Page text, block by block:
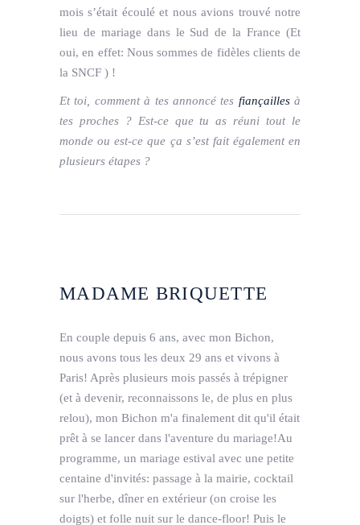
mois s’était écoulé et nous avions trouvé notre
lieu de mariage dans le Sud de la France (Et
oui, en effet: Nous sommes de fidèles clients de
la SNCF ) !
Et toi, comment à tes annoncé tes fiançaillesà
tes proches ? Est-ce que tu as réuni tout le
monde ou est-ce que ça s’est fait également en
plusieurs étapes ?
MADAME BRIQUETTE
En couple depuis 6 ans, avec mon Bichon,
nous avons tous les deux 29 ans et vivons à
Paris! Après plusieurs mois passés à trépigner
(et à devenir, reconnaissons le, de plus en plus
relou), mon Bichon m'a finalement dit qu'il était
prêt à se lancer dans l'aventure du mariage!Au
programme, un mariage estival avec une petite
centaine d'invités: passage à la mairie, cocktail
sur l'herbe, dîner en extérieur (on croise les
doigts) et folle nuit sur le dance-floor! Puis le